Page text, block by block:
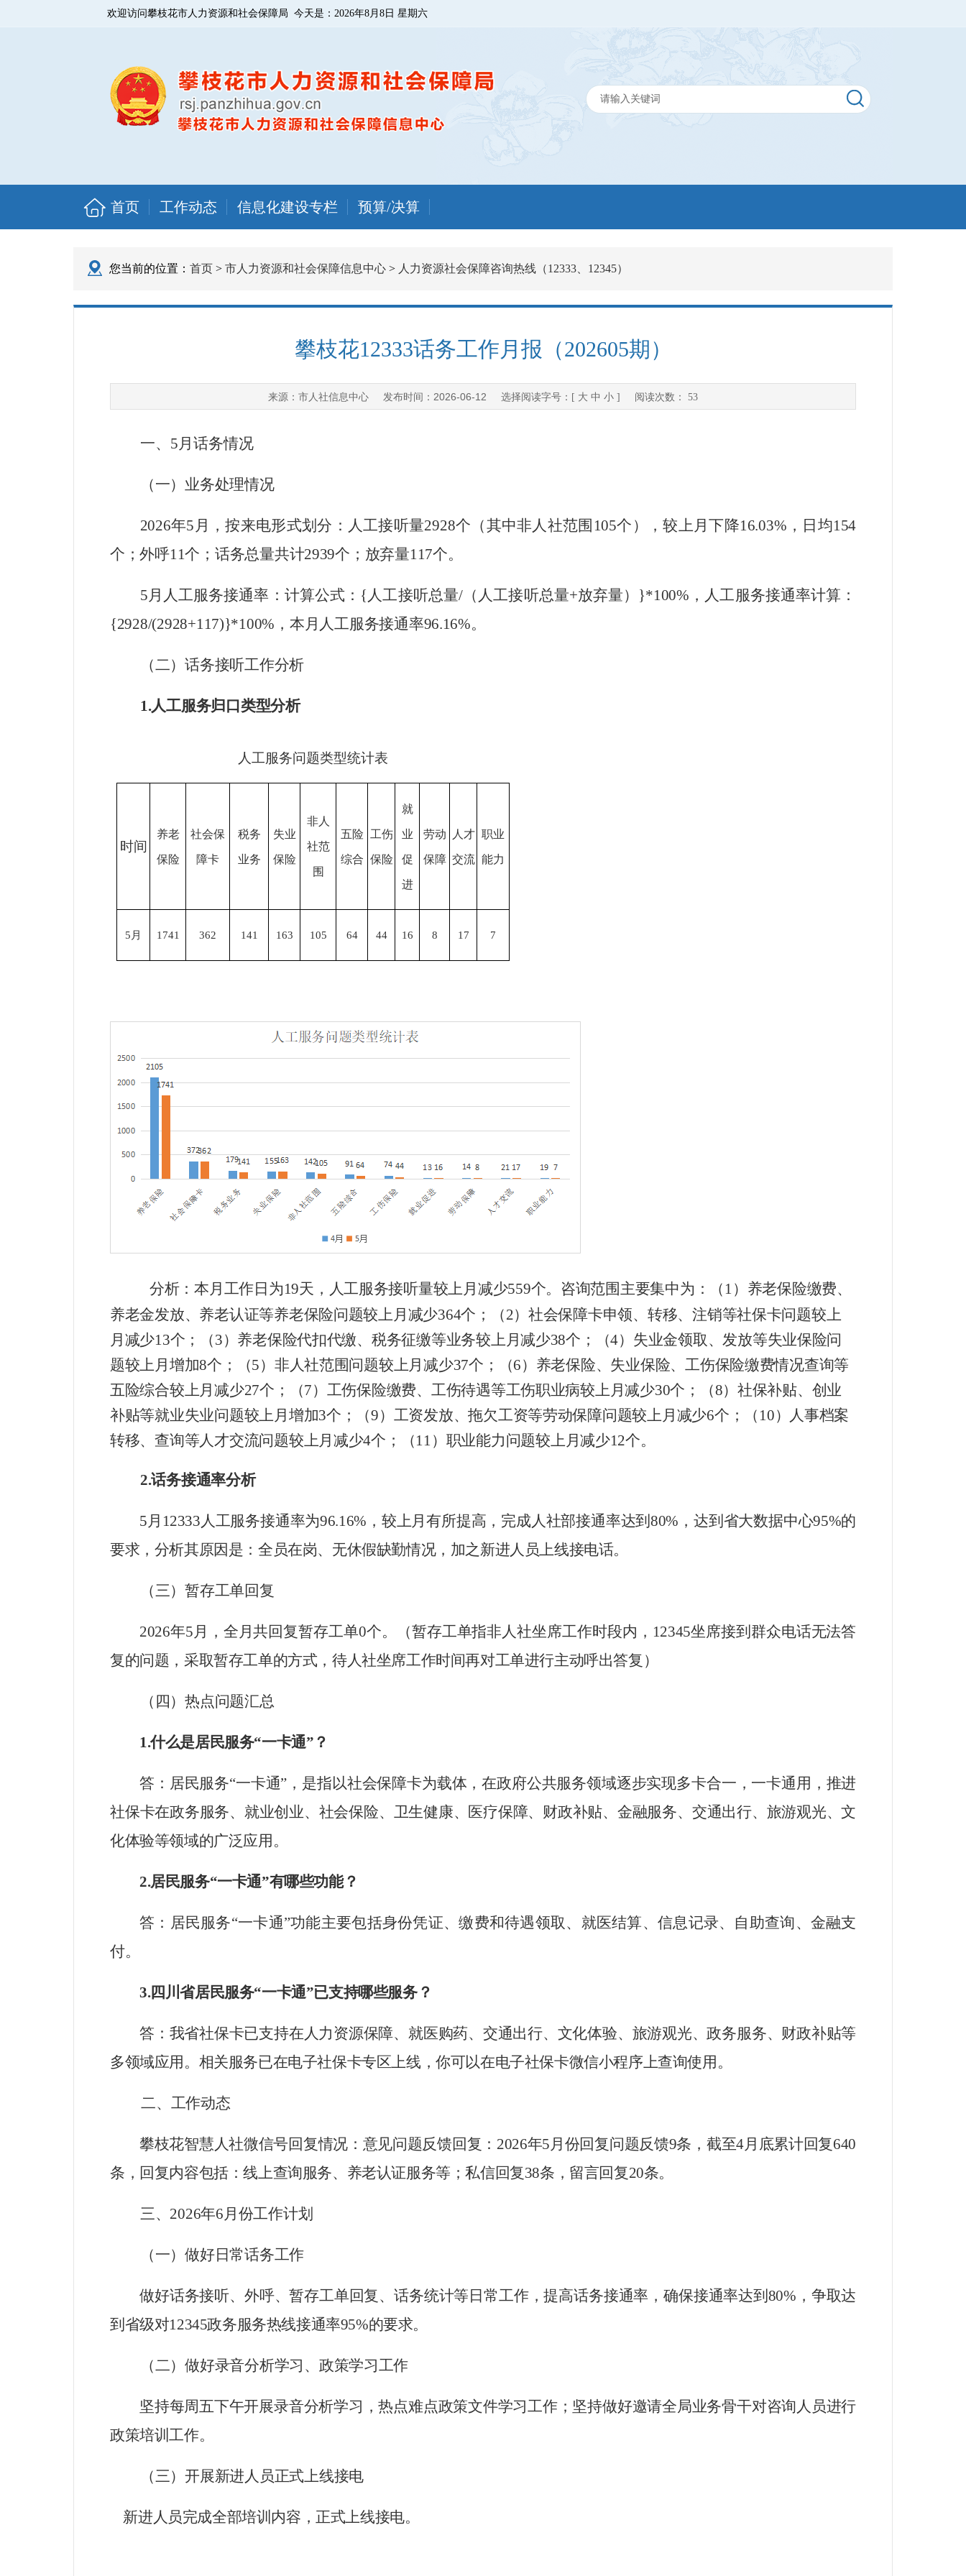
欢迎访问攀枝花市人力资源和社会保障局 今天是： 2026年8月8日 星期六
首页 工作动态 信息化建设专栏 预算/决算
您当前的位置： 首页 > 市人力资源和社会保障信息中心 > 人力资源社会保障咨询热线（12333、12345）
攀枝花12333话务工作月报（202605期）
来源： 市人社信息中心 发布时间： 2026-06-12 选择阅读字号：[ 大 中 小 ] 阅读次数： 53
一、 5月话务情况
（一）业务处理情况
2026年5 月 ，按来电形式划分： 人工接听量2928个（其中非人社范围 105个 ），较上月下降16.03% ， 日均154
个；外呼11个；话务总量共计2939个；放弃量117个。
5月人工服务接通率：计算公式： { 人工接听总量/（ 人工接听总量+放弃量） }*100% ，人工服务接通率计算：
{2928/(2928+117)}*100% ，本月人工服务接通率96.16%。
（二）话务接听工作分析
1.人工服务归口类型分析
人工服务问题类型统计表
时间
养老
保险
社会保
障卡
税务
业务
失业
保险
非人
社范
围
五险
综合
工伤
保险
就
业
促
进
劳动
保障
人才
交流
职业
能力
5 月 1741 362 141 163 105 64 44 16 8 17 7
分析：本月工作日为19天，人工服务接听量较上月 减少559个。咨询范围主要集中为：（ 1） 养老保险缴费、
养老金发放、养老认证等养老保险问题较上月 减少364个 ；（2）社会保障卡申领、转移、注销等社保卡问题较上
月 减少13个 ；（3）养老保险代扣代缴、税务征缴等业务较上月减少38个 ；（4） 失业金领取、发放等失业保险问
题较上月 增加8个；（5）非人社范围问题较上月减少37个；（6）养老保险、失业保险、工伤保险缴费情况查询等
五险综合较上月减少27个；（7） 工伤保险缴费、工伤待遇等工伤职业病较上月减少30个； （8）社保补贴、创业
补贴等就业失业问题较上月 增加3个；（9） 工资发放、拖欠工资等劳动保障问题较上月 减少6个；（ 10）人事档案
转移、查询等人才交流问题较上月减少4个；（11）职业能力问题较上月减少12个。
2.话务接通率分析
5月 12333人工服务接通率为96.16% ，较上月有所提高 ，完成人社部接通率达到80% ，达到省大数据中心95%的
要求，分析其原因是：全员在岗、无休假缺勤情况，加之新进人员上线接电话。
（三）暂存工单回复
2026年5月，全月共回复暂存工单0个。（暂存工单指非人社坐席工作时段内， 12345坐席接到群众电话无法答
复的问题，采取暂存工单的方式，待人社坐席工作时间再对工单进行主动呼出答复）
（ 四）热点问题汇总
1.什么是居民服务“一卡通”？
答：居民服务“一卡通”，是指以社会保障卡为载体，在政府公共服务领域逐步实现多卡合一，一卡通用，推进
社保卡在政务服务、就业创业、社会保险、卫生健康、医疗保障、财政补贴、金融服务、交通出行、旅游观光、文
化体验等领域的广泛应用。
2.居民服务“一卡通”有哪些功能？
答：居民服务“一卡通”功能主要包括身份凭证、缴费和待遇领取、就医结算、信息记录、自助查询、金融支
付。
3.四川省居民服务“一卡通”已支持哪些服务？
答：我省社保卡已支持在人力资源保障、就医购药、交通出行、文化体验、旅游观光、政务服务、财政补贴等
多领域应用。相关服务已在电子社保卡专区上线，你可以在电子社保卡微信小程序上查询使用。
二、 工作动态
攀枝花智慧人社微信号回复情况：意见问题反馈回复： 2026年5月份回复问题反馈9条， 截至4月底累计回复640
条， 回复内容包括：线上查询服务、养老认证服务等；私信回复38条，留言回复20条。
三、 2026年6月份工作计划
（一）做好日常话务工作
做好话务接听、外呼、暂存工单回复、话务统计等日常工作，提高话务接通率，确保接通率达到 80% ，争取达
到省级对12345政务服务热线接通率95%的要求。
（二）做好录音分析学习、政策学习工作
坚持每周五下午开展录音分析学习，热点难点政策文件学习工作；坚持做好邀请全局业务骨干对咨询人员进行
政策培训工作。
（三）开展新进人员正式上线接电
新进人员完成全部培训内容，正式上线接电。